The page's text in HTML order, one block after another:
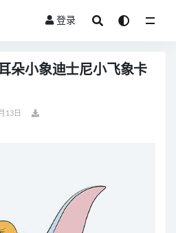
登录
朵小象迪士尼小飞象卡
13日